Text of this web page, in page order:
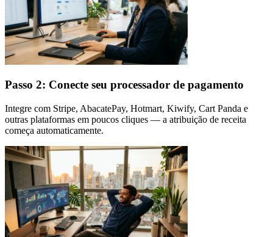
Passo 2: Conecte seu processador de pagamento
Integre com Stripe, AbacatePay, Hotmart, Kiwify, Cart Panda e
outras plataformas em poucos cliques — a atribuição de receita
começa automaticamente.